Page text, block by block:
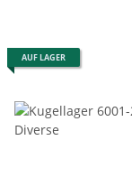
AUF LAGER